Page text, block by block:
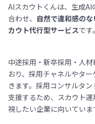
AIスカウトくんは、生成
合わせ、 自然で違和感の
カウト代行型サービスです。
中途採用・新卒採用・人
おり、採用チャネルやタ
きます。採用コンサルタ
支援するため、スカウト
視したい企業に向いていま